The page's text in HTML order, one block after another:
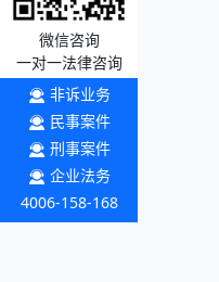
微信咨询
一对一法律咨询
非诉业务
民事案件
刑事案件
企业法务
4006-158-168